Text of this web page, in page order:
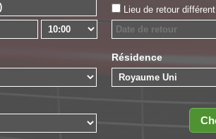
Lieu de retour différent
Résidence